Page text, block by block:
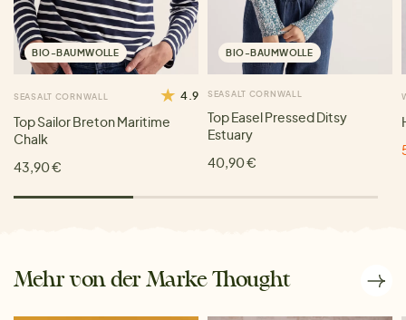
BIO-BAUMWOLLE
SEASALT CORNWALL 4.9
Top Sailor Breton Maritime
Chalk
43,90 €
BIO-BAUMWOLLE
SEASALT CORNWALL
Top Easel Pressed Ditsy
Estuary
40,90 €
Mehr von der Marke Thought